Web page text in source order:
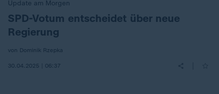
Update am Morgen
:
SPD-Votum entscheidet über neue
Regierung
von Dominik Rzepka
30.04.2025 | 06:37